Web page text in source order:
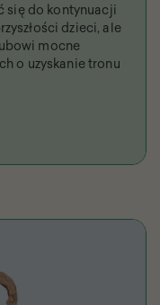
się do kontynuacji
dzieci, ale
mocne
o uzyskanie tronu